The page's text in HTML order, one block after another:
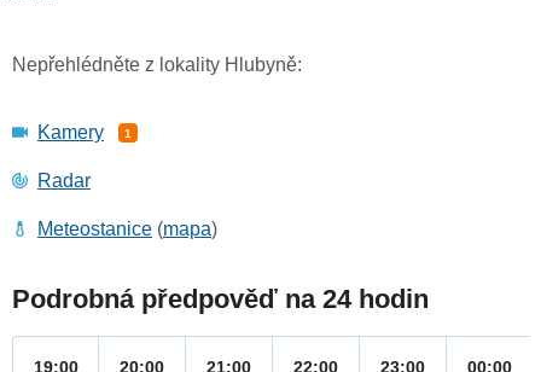
Nepřehlédněte z lokality Hlubyně:
Kamery 1
Radar
Meteostanice (mapa)
Podrobná předpověď na 24 hodin
19:00 20:00 21:00 22:00 23:00 00:00